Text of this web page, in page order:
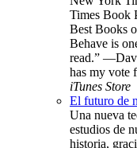
Times Book
Best Books
Behave is
read.”
has my
iTunes Store
El futuro de
Una nueva
estudios de
historia,